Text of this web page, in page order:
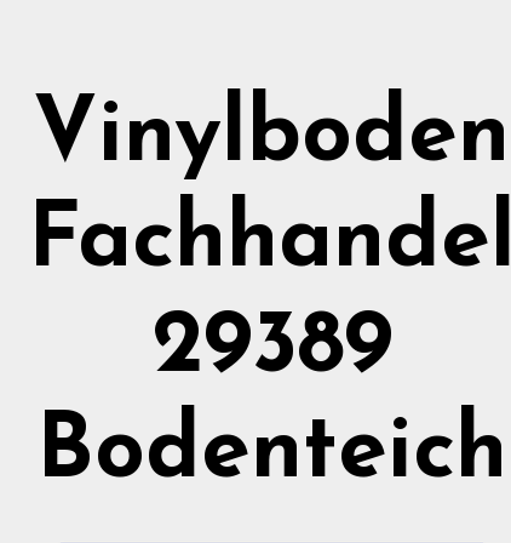
Vinylboden
Fachhandel
29389
Bodenteich